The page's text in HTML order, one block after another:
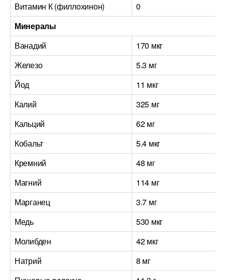
Витамин К (филлохинон)
0
Минералы
Ванадий
170 мкг
Железо
5.3 мг
Йод
11 мкг
Калий
325 мг
Кальций
62 мг
Кобальт
5.4 мкг
Кремний
48 мг
Магний
114 мг
Марганец
3.7 мг
Медь
530 мкг
Молибден
42 мкг
Натрий
8 мг